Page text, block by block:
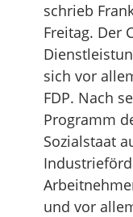
schrieb
Freitag. Der
sich vor
FDP. Nach
Programm
Sozialstaat
und vor